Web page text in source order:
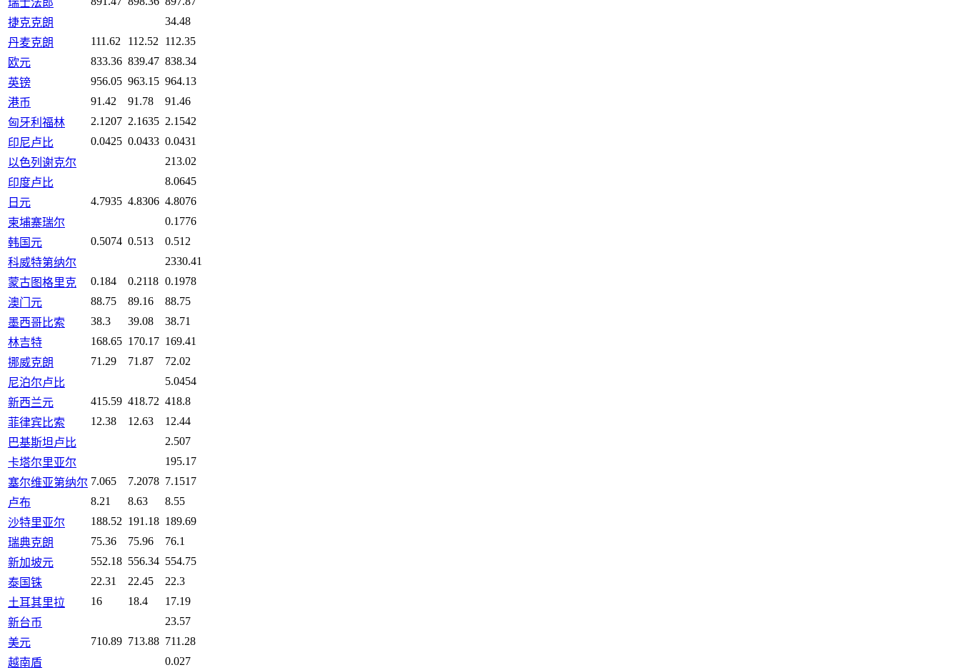
瑞士法郎
捷克克朗
34.48
丹麦克朗
111.62 112.52
112.35
欧元
833.36 839.47 838.34
英镑
956.05 963.15 964.13
港币
91.42 91.78
91.46
匈牙利福林
2.1207 2.1635 2.1542
印尼卢比
0.0425 0.0433 0.0431
以色列谢克尔
213.02
印度卢比
8.0645
日元
4.7935 4.8306 4.8076
柬埔寨瑞尔
0.1776
韩国元
0.5074 0.513
0.512
科威特第纳尔
2330.41
蒙古图格里克
0.184 0.2118 0.1978
澳门元
88.75 89.16
88.75
墨西哥比索
38.3 39.08
38.71
林吉特
168.65 170.17 169.41
挪威克朗
71.29 71.87
72.02
尼泊尔卢比
5.0454
新西兰元
415.59 418.72 418.8
菲律宾比索
12.38 12.63
12.44
巴基斯坦卢比
2.507
卡塔尔里亚尔
195.17
塞尔维亚第纳尔 7.065 7.2078 7.1517
卢布
8.21 8.63
8.55
沙特里亚尔
188.52 191.18 189.69
瑞典克朗
75.36 75.96
76.1
新加坡元
552.18 556.34 554.75
泰国铢
22.31 22.45
22.3
土耳其里拉
16 18.4
17.19
新台币
23.57
美元
710.89 713.88 711.28
越南盾
0.027